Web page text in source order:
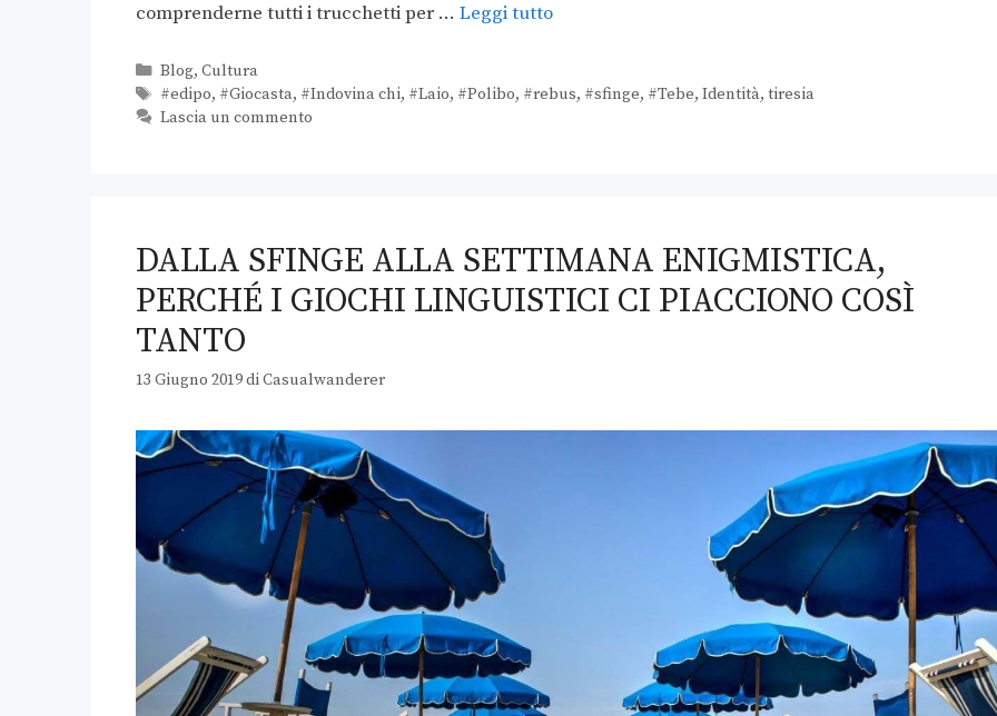
comprenderne tutti i trucchetti per … Leggi tutto
Blog, Cultura
#edipo, #Giocasta, #Indovina chi, #Laio, #Polibo, #rebus, #sfinge, #Tebe, Identità, tiresia
Lascia un commento
DALLA SFINGE ALLA SETTIMANA ENIGMISTICA,
PERCHÉ I GIOCHI LINGUISTICI CI PIACCIONO COSÌ
TANTO
13 Giugno 2019diCasualwanderer